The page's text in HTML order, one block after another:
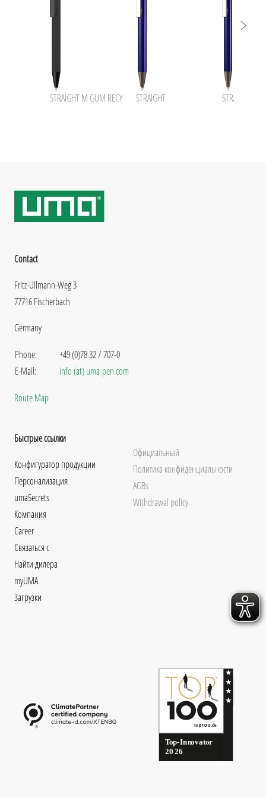
STRAIGHT M GUM RECY STRAIGHT STRAIGHT B
Contact
Fritz-Ullmann-Weg 3
77716 Fischerbach
Germany
Phone:
E-Mail:
+49 (0)78 32 / 707-0
info (at) uma-pen.com
Route Map
Быстрые ссылки
Конфигуратор продукции
Персонализация
umaSecrets
Компания
Career
Связаться с
Найти дилера
myUMA
Загрузки
Официальный
Политика конфиденциальности
AGBs
Withdrawal policy